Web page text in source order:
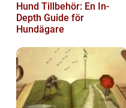
Hund Tillbehör: En In-
Depth Guide för
Hundägare